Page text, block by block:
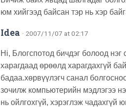
юм хийгээд байсан тэр нь хэр
Idea · 2007/11/07 at 02:17
Hi, Блогспотод бичдэг болоод
харагдаад өрөөлд харагдахгүй
бадаа.хөрвүүлэгч санал
зочилж компьютерийн мэдлэгээ
нь ойлгохгүй, хэрэглэж